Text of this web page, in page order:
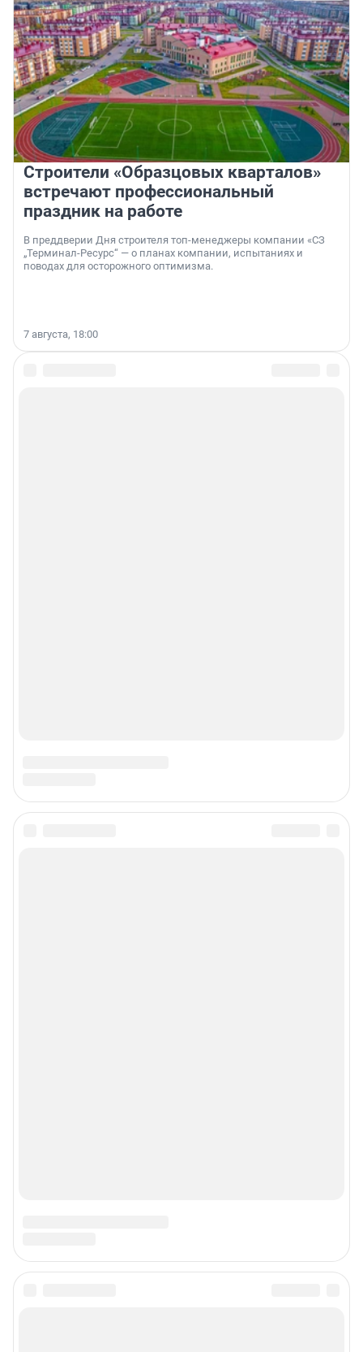
Строители «Образцовых кварталов»
встречают профессиональный
праздник на работе
В преддверии Дня строителя топ-менеджеры компании «СЗ
„Терминал-Ресурс“ — о планах компании, испытаниях и
поводах для осторожного оптимизма.
7 августа, 18:00